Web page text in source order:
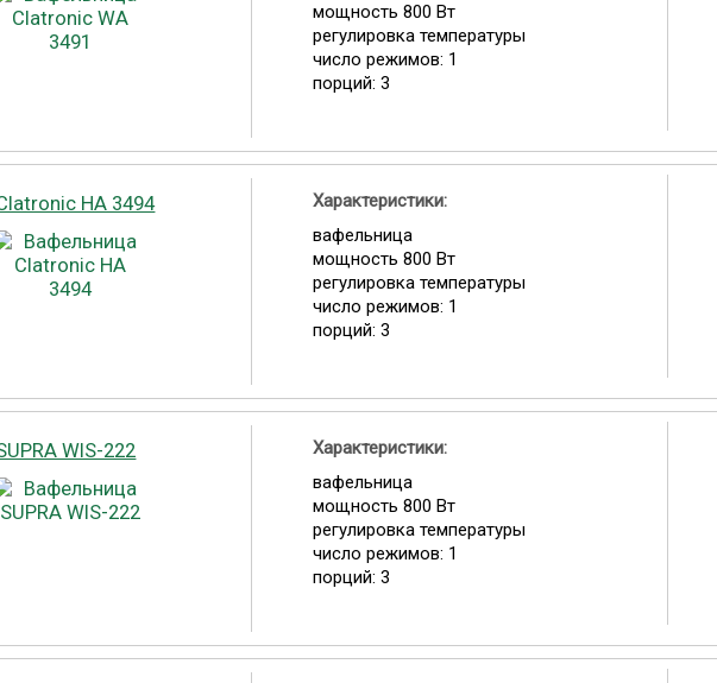
мощность 800 Вт
регулировка температуры
число режимов: 1
порций: 3
HA 3494
Характеристики:
вафельница
мощность 800 Вт
регулировка температуры
число режимов: 1
порций: 3
WIS-222
Характеристики:
вафельница
мощность 800 Вт
регулировка температуры
число режимов: 1
порций: 3